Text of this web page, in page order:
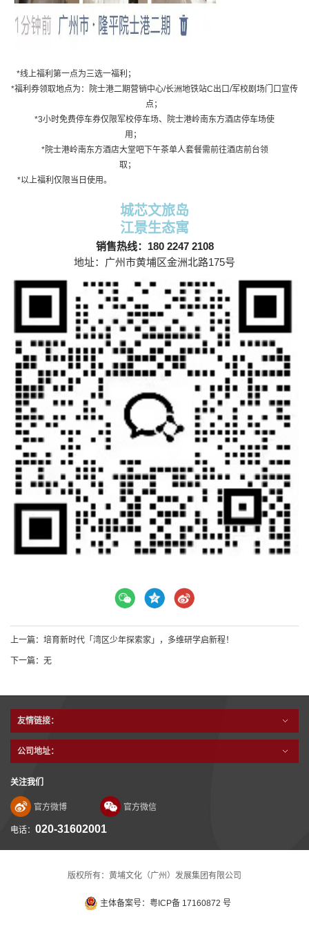
*线上福利第一点为三选一福利；
*福利券领取地点为：院士港二期营销中心/长洲地铁站C出口/军校剧场门口宣传
点；
*3小时免费停车券仅限军校停车场、院士港岭南东方酒店停车场使
用；
*院士港岭南东方酒店大堂吧下午茶单人套餐需前往酒店前台领
取；
*以上福利仅限当日使用。
城芯文旅岛
江景生态寓
销售热线：180 2247 2108
地址：广州市黄埔区金洲北路175号
上一篇： 培育新时代「湾区少年探索家」，多维研学启新程！
下一篇： 无
友情链接：
公司地址：
关注我们
官方微博 官方微信
电话： 020-31602001
版权所有：黄埔文化（广州）发展集团有限公司
主体备案号：粤ICP备 17160872 号